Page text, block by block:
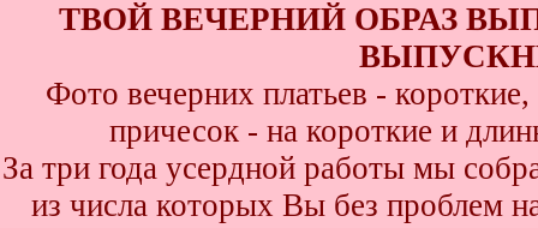
ТВОЙ ВЕЧЕРНИЙ ОБРАЗ
Фото вечерних платьев -
причесок - на короткие и
За три года усердной работы мы
из числа которых Вы без проблем